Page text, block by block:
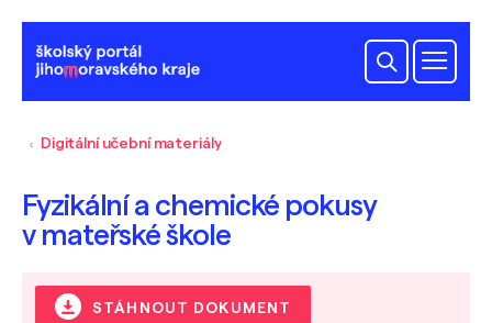
Digitální učební materiály
Fyzikální a chemické pokusy
v mateřské škole
STÁHNOUT DOKUMENT